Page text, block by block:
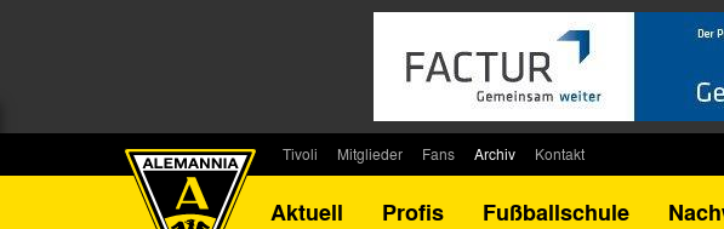
Tivoli
Mitglieder
Fans
Archiv
Kontakt
Aktuell
Profis Fußballschule